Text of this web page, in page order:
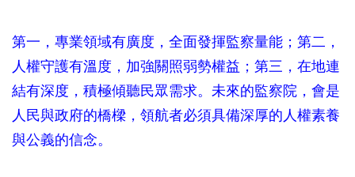
第一，專業領域有廣度，全面發揮監察量能；第二，
人權守護有溫度，加強關照弱勢權益；第三，在地連
結有深度，積極傾聽民眾需求。未來的監察院，會是
人民與政府的橋樑，領航者必須具備深厚的人權素養
與公義的信念。